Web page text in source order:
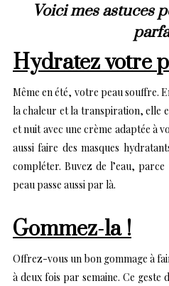
Voici mes astuces
Hydratez votre
Même en été, votre peau souffre.
la chaleur et la transpiration, elle
et nuit avec une crème adaptée à
aussi faire des masques
compléter. Buvez de l’eau,
peau passe aussi par là.
Gommez-la !
Offrez-vous un bon gommage à
à deux fois par semaine. Ce